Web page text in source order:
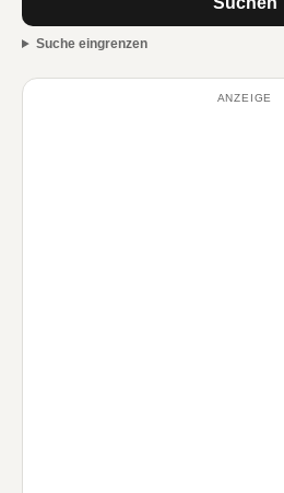
Suche eingrenzen
ANZEIGE